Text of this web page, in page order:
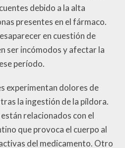
debido a la alta
presentes en el fármaco.
en cuestión de
ser incómodos y afectar la
período.
experimentan dolores de
la ingestión de la píldora.
relacionados con el
que provoca el cuerpo al
del medicamento. Otro